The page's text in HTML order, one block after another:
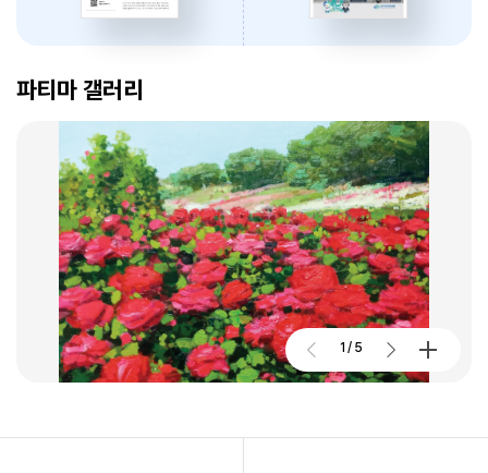
암 표적치료 - 대구파티마병원 병리과 변정섭 과장
2026. 01. 07
암환자의 관리 - 대구파티마병원 혈액종양내과 이선아 과장
2026. 01. 02
대구파티마병원, 진단검사의학과 리모델링 축복식 개최
2026.07.29
우성진 동구청장, 대구파티마병원 방문
2026.07.28
대구파티마병원, 스타키보청기 대구센터로부터 개원 70주년 기념
노트북 기증 받아
2026.07.27
대구파티마병원, 개원 70주년 기념 및 제11회 생명사랑 생명주간 축제
파티마 갤러리
1 / 5